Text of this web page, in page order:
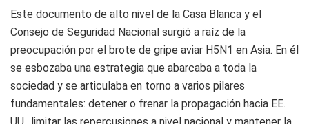
Este documento de alto nivel de la Casa Blanca y el
Consejo de Seguridad Nacional surgió a raíz de la
preocupación por el brote de gripe aviar H5N1 en Asia. En él
se esbozaba una estrategia que abarcaba a toda la
sociedad y se articulaba en torno a varios pilares
fundamentales: detener o frenar la propagación hacia EE.